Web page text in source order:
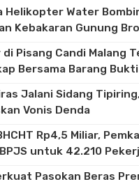
Helikopter Water
Kebakaran Gunung
Pisang Candi Malang
Bersama Barang Bukti
Jalani Sidang Tipiring,
Vonis Denda
Rp4,5 Miliar,
untuk 42.210
Pasokan Beras